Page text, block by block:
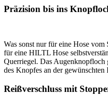
Präzision bis ins
Was sonst nur für eine Hose vom
für eine HILTL Hose
Querriegel. Das Augenknopfloch
des Knopfes an der gewünschten
Reißverschluss mit